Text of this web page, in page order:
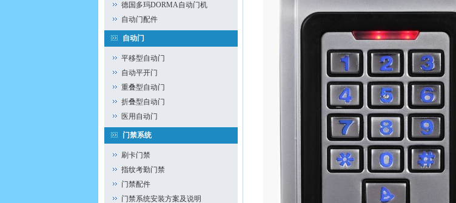
德国多玛DORMA自动门机
自动门配件
自动门
平移型自动门
自动平开门
重叠型自动门
折叠型自动门
医用自动门
门禁系统
刷卡门禁
指纹考勤门禁
门禁配件
门禁系统安装方案及说明